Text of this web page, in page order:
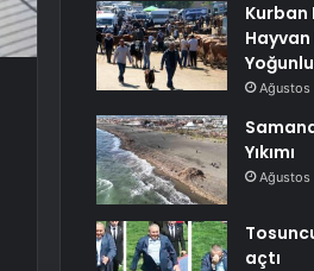
Kurban
Ağustos
Yıkımı
Ağustos
açtı